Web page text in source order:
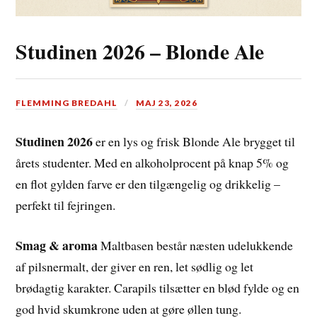
Studinen 2026 – Blonde Ale
FLEMMING BREDAHL MAJ 23, 2026
Studinen 2026er en lys og frisk Blonde Ale brygget til
årets studenter. Med en alkoholprocent på knap 5% og
en flot gylden farve er den tilgængelig og drikkelig –
perfekt til fejringen.
Smag & aromaMaltbasen består næsten udelukkende
af pilsnermalt, der giver en ren, let sødlig og let
brødagtig karakter. Carapils tilsætter en blød fylde og en
god hvid skumkrone uden at gøre øllen tung.